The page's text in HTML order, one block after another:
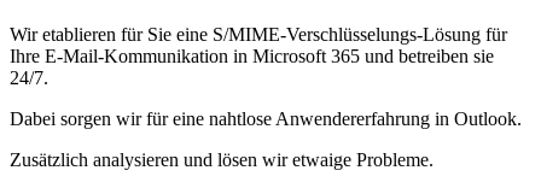
Wir etablieren für Sie eine S/MIME-Verschlüsselungs-Lösung für
Ihre E-Mail-Kommunikation in Microsoft 365 und betreiben sie
24/7.
Dabei sorgen wir für eine nahtlose Anwendererfahrung in Outlook.
Zusätzlich analysieren und lösen wir etwaige Probleme.